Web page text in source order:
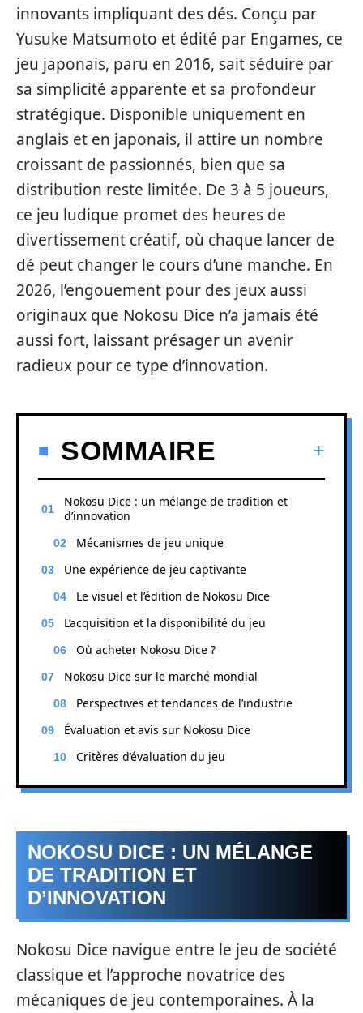
innovants impliquant des dés. Conçu par
Yusuke Matsumoto et édité par Engames, ce
jeu japonais, paru en 2016, sait séduire par
sa simplicité apparente et sa profondeur
stratégique. Disponible uniquement en
anglais et en japonais, il attire un nombre
croissant de passionnés, bien que sa
distribution reste limitée. De 3 à 5 joueurs,
ce jeu ludique promet des heures de
divertissement créatif, où chaque lancer de
dé peut changer le cours d’une manche. En
2026, l’engouement pour des jeux aussi
originaux que Nokosu Dice n’a jamais été
aussi fort, laissant présager un avenir
radieux pour ce type d’innovation.
SOMMAIRE
Nokosu Dice : un mélange de tradition et
d’innovation
Mécanismes de jeu unique
Une expérience de jeu captivante
Le visuel et l’édition de Nokosu Dice
L’acquisition et la disponibilité du jeu
Où acheter Nokosu Dice ?
Nokosu Dice sur le marché mondial
Perspectives et tendances de l’industrie
Évaluation et avis sur Nokosu Dice
Critères d’évaluation du jeu
NOKOSU DICE : UN MÉLANGE
DE TRADITION ET
D’INNOVATION
Nokosu Dice navigue entre le jeu de société
classique et l’approche novatrice des
mécaniques de jeu contemporaines. À la